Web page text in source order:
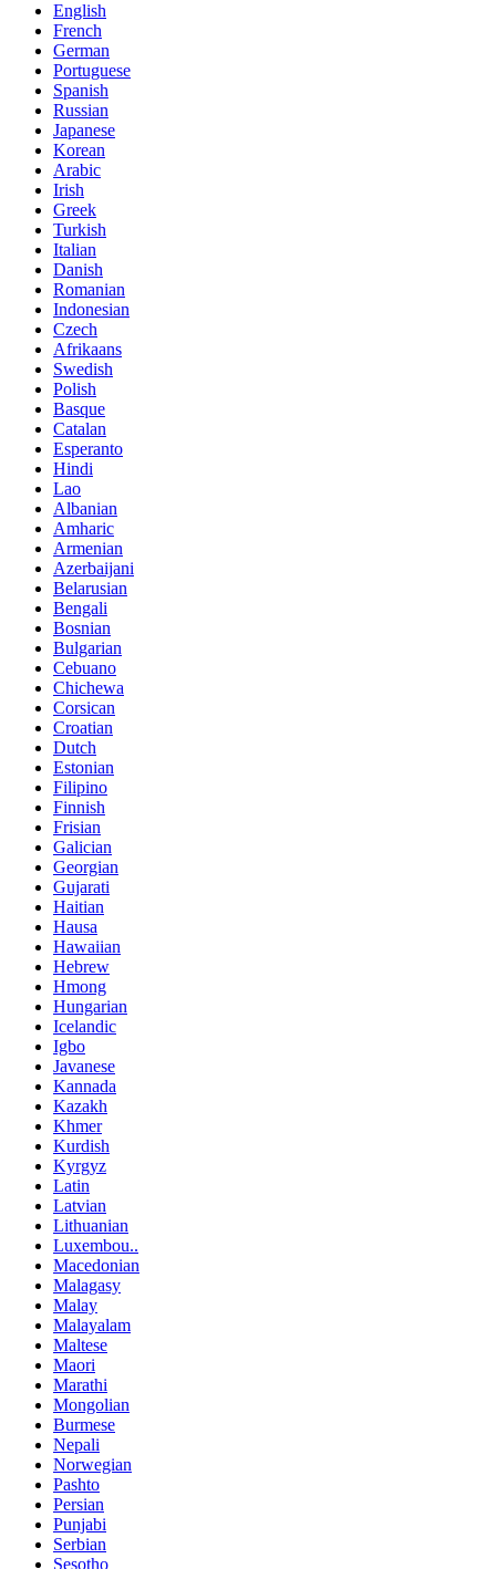
English
French
German
Portuguese
Spanish
Russian
Japanese
Korean
Arabic
Irish
Greek
Turkish
Italian
Danish
Romanian
Indonesian
Czech
Afrikaans
Swedish
Polish
Basque
Catalan
Esperanto
Hindi
Lao
Albanian
Amharic
Armenian
Azerbaijani
Belarusian
Bengali
Bosnian
Bulgarian
Cebuano
Chichewa
Corsican
Croatian
Dutch
Estonian
Filipino
Finnish
Frisian
Galician
Georgian
Gujarati
Haitian
Hausa
Hawaiian
Hebrew
Hmong
Hungarian
Icelandic
Igbo
Javanese
Kannada
Kazakh
Khmer
Kurdish
Kyrgyz
Latin
Latvian
Lithuanian
Luxembou..
Macedonian
Malagasy
Malay
Malayalam
Maltese
Maori
Marathi
Mongolian
Burmese
Nepali
Norwegian
Pashto
Persian
Punjabi
Serbian
Sesotho